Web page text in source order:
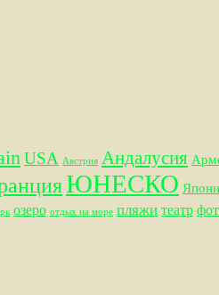
USA Австрия Андалусия
ЮНЕСКО
озеро отдых на море пляжи театр